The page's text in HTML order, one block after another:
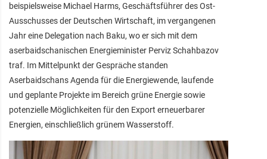
beispielsweise Michael Harms, Geschäftsführer des Ost-
Ausschusses der Deutschen Wirtschaft, im vergangenen
Jahr eine Delegation nach Baku, wo er sich mit dem
aserbaidschanischen Energieminister Perviz Schahbazov
traf. Im Mittelpunkt der Gespräche standen
Aserbaidschans Agenda für die Energiewende, laufende
und geplante Projekte im Bereich grüne Energie sowie
potenzielle Möglichkeiten für den Export erneuerbarer
Energien, einschließlich grünem Wasserstoff.